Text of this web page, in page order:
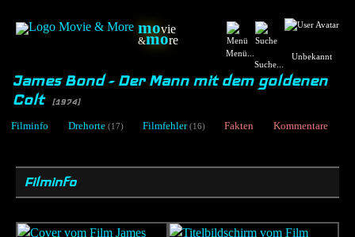
movie
&more
Menü...
Suche...
Unbekannt
James Bond - Der Mann mit dem goldenen
Colt
[1974]
Filminfo Drehorte (17) Filmfehler (16) Fakten Kommentare
Filminfo